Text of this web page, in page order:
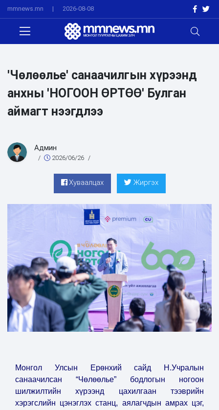
mmnews.mn | 2026-08-08
'Чөлөөлье' санаачилгын хүрээнд
анхны 'НОГООН ӨРТӨӨ' Булган
аймагт нээгдлээ
Админ
/ 2026/06/26 /
Хуваалцах Жиргэх
Монгол Улсын Ерөнхий сайд Н.Учралын
санаачилсан “Чөлөөлье” бодлогын ногоон
шилжилтийн хүрээнд цахилгаан тээврийн
хэрэгслийн цэнэглэх станц, аялагчдын амрах цэг,